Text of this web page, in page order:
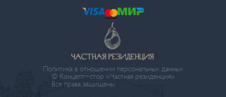
Политика в отношении персональных данных
© Концепт-стор «Частная резиденция»
Все права защищены